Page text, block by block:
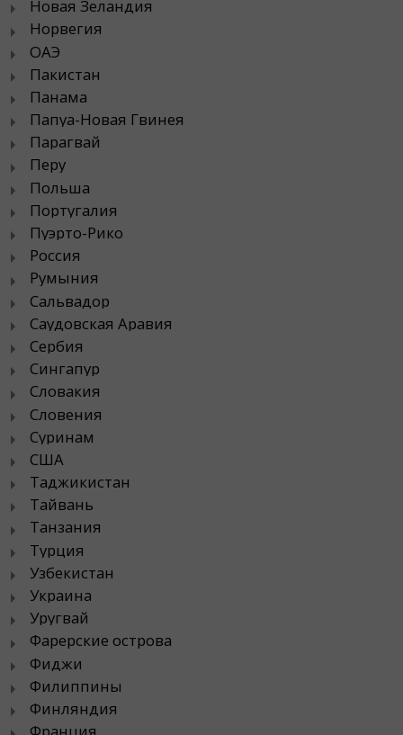
Новая Зеландия
Норвегия
ОАЭ
Пакистан
Панама
Папуа-Новая Гвинея
Парагвай
Перу
Польша
Португалия
Пуэрто-Рико
Россия
Румыния
Сальвадор
Саудовская Аравия
Сербия
Сингапур
Словакия
Словения
Суринам
США
Таджикистан
Тайвань
Танзания
Турция
Узбекистан
Украина
Уругвай
Фарерские острова
Фиджи
Филиппины
Финляндия